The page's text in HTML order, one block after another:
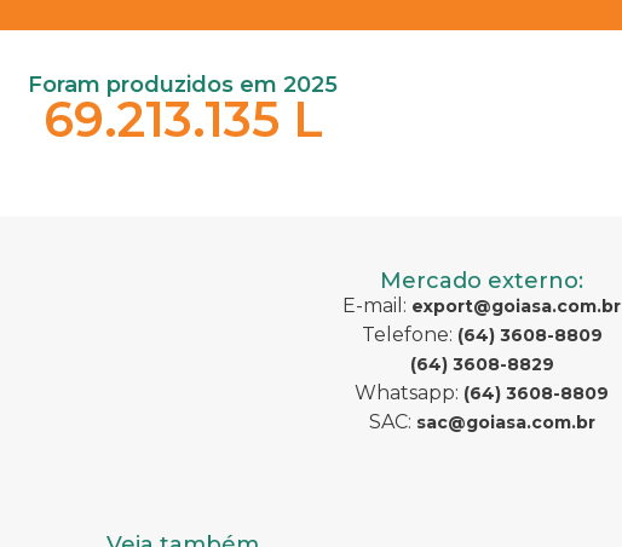
Foram produzidos em 2025
69.213.135 L
Mercado externo:
E-mail: export@goiasa.com.br
Telefone: (64) 3608-8809
(64) 3608-8829
Whatsapp: (64) 3608-8809
SAC: sac@goiasa.com.br